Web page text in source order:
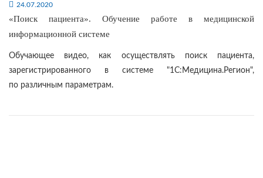
24.07.2020
«Поиск пациента». Обучение работе в медицинской
информационной системе
Обучающее видео, как осуществлять поиск пациента,
зарегистрированного в системе "1С:Медицина.Регион",
по различным параметрам.